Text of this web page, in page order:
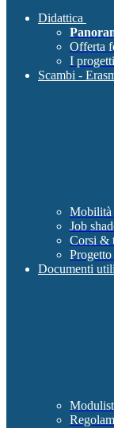
Didattica
Offerta
I
Scambi -
Mobilità
Job
Corsi &
Documenti utili